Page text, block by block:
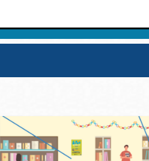
Ver todas